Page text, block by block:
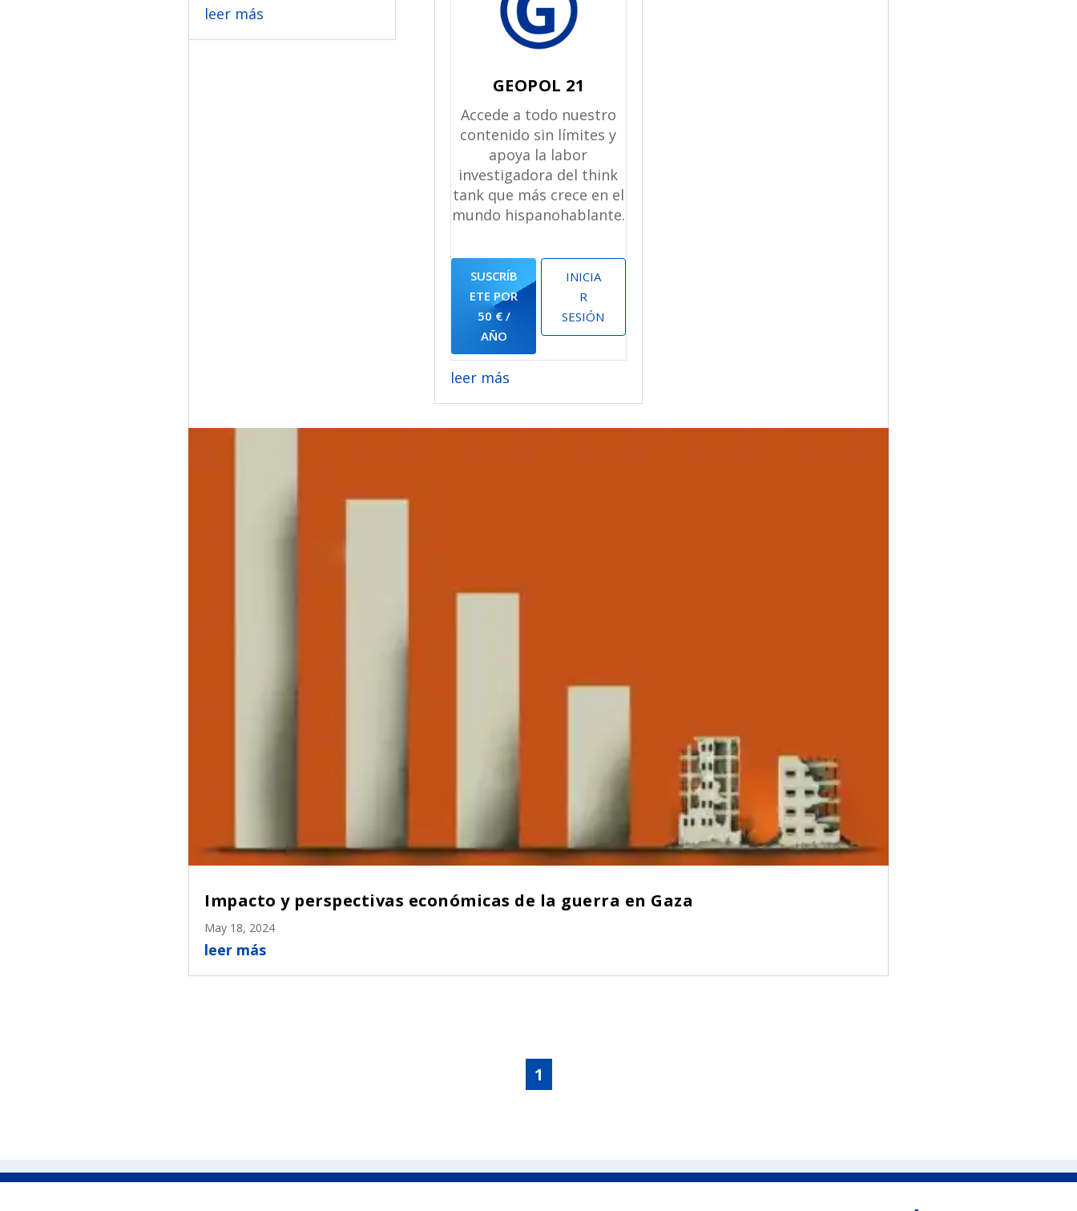
leer más
GEOPOL 21
Accede a todo nuestro
contenido sin límites y
apoya la labor
investigadora del think
tank que más crece en el
mundo hispanohablante.
SUSCRÍB
ETE POR
50 € /
AÑO
INICIA
R
SESIÓN
leer más
Impacto y perspectivas económicas de la guerra en Gaza
May 18, 2024
leer más
1